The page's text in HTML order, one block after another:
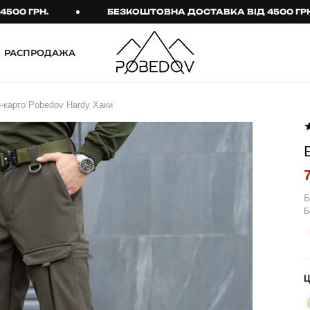
БЕЗКОШТОВНА ДОСТАВКА ВІД 4500 ГРН.
Брюки
Джогери
Карго
Спортивні штани
Лосины
Джинсы
КОМПЛЕКТИ
Куртка й штани
Тактичні шкарпетки
ФУТБОЛКИ І СОРОЧКИ
РАСПРОДАЖА
карго Pobedov Hardy Хаки